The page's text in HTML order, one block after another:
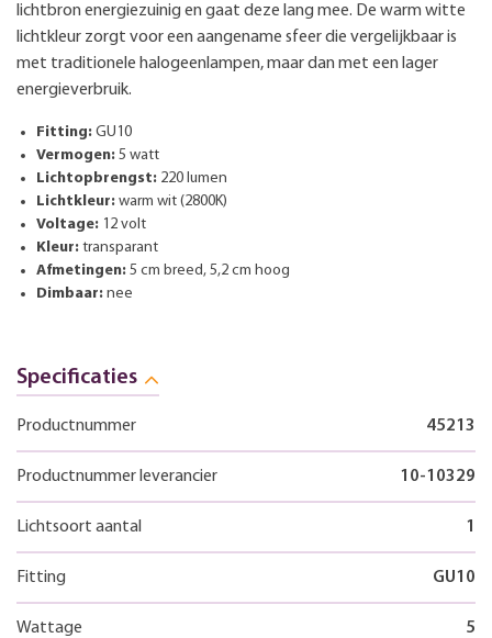
lichtbron energiezuinig en gaat deze lang mee. De warm witte
lichtkleur zorgt voor een aangename sfeer die vergelijkbaar is
met traditionele halogeenlampen, maar dan met een lager
energieverbruik.
Fitting: GU10
Vermogen: 5 watt
Lichtopbrengst: 220 lumen
Lichtkleur: warm wit (2800K)
Voltage: 12 volt
Kleur: transparant
Afmetingen: 5 cm breed, 5,2 cm hoog
Dimbaar: nee
Specificaties
Productnummer 45213
Productnummer leverancier 10-10329
Lichtsoort aantal 1
Fitting GU10
Wattage 5